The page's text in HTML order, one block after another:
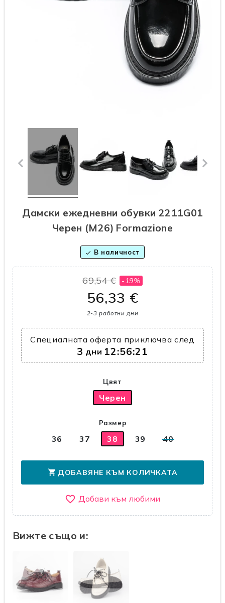
Дамски ежедневни обувки 2211G01
Черен (M26) Formazione
check В наличност
69,54 € -19%
56,33 €
2-3 работни дни
Специалната оферта приключва след
3 дни 12:56:21
Цвят
Черен
Размер
36 37 38 39 40
shopping_cart ДОБАВЯНЕ КЪМ КОЛИЧКАТА
favorite_border
Вижте също и: